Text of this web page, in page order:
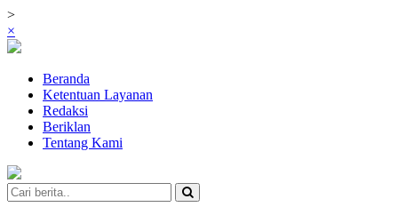
>
×
Beranda
Ketentuan Layanan
Redaksi
Beriklan
Tentang Kami